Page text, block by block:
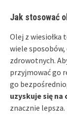
Jak stosować
Olej z wiesiołka
wiele
zdrowotnych.
przyjmować go
go
uzyskuje się na
znacznie lepsza.